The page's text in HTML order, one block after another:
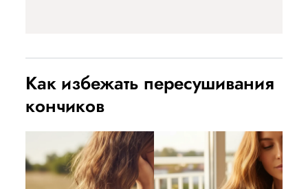
Как избежать пересушивания
кончиков